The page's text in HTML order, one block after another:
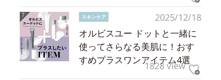
2025/12/18
スキンケア
オルビスユー ドットと一緒に
使ってさらなる美肌に！おす
すめプラスワンアイテム4選
1828 view